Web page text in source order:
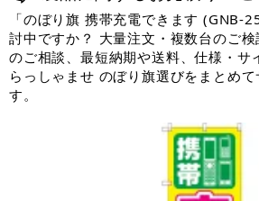
「のぼり旗 携帯充電できます (GNB-
討中ですか？ 大量注文・複数台のご
のご相談、最短納期や送料、仕様・サ
らっしゃませ のぼり旗選びをまとめ
す。